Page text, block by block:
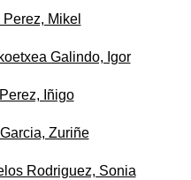
Mikel
Galindo, Igor
Iñigo
Zuriñe
Rodriguez, Sonia